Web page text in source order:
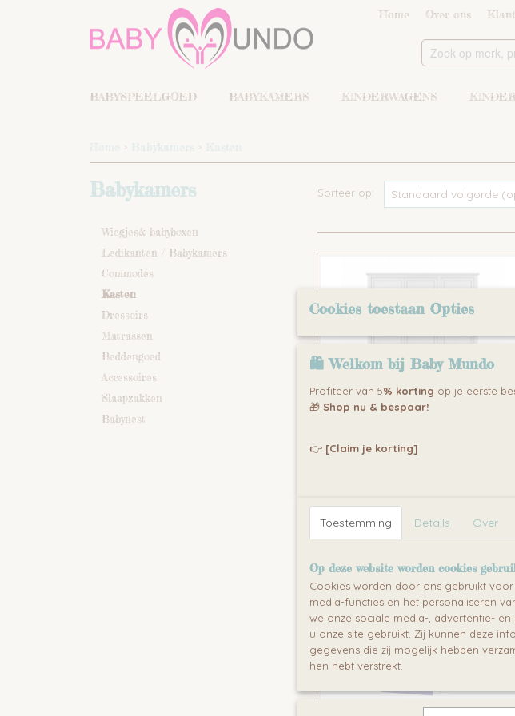
Home Over ons
BABYSPEELGOED BABYKAMERS KINDERWAGENS
Home > Babykamers > Kasten
Babykamers
Wiegjes& babyboxen
Ledikanten / Babykamers
Commodes
Kasten
Dressoirs
Matrassen
Beddengoed
Accessoires
Slaapzakken
Babynest
Sorteer op:
MARYLOU 3-DEURS
KLEDINGKAST WHITE
Zeer ruime, driedelige kledingkast –
Cookies toestaan Opties
🛍 Welkom bij Baby Mundo
Profiteer van 5% korting op je eerste
🎁 Shop nu & bespaar!
👉 [Claim je korting]
Toestemming Details Over
Op deze website worden cookies
Cookies worden door ons gebruikt
media-functies en het personaliseren
we onze sociale media-, advertentie-
u onze site gebruikt. Zij kunnen deze
gegevens die zij mogelijk hebben
hen hebt verstrekt.